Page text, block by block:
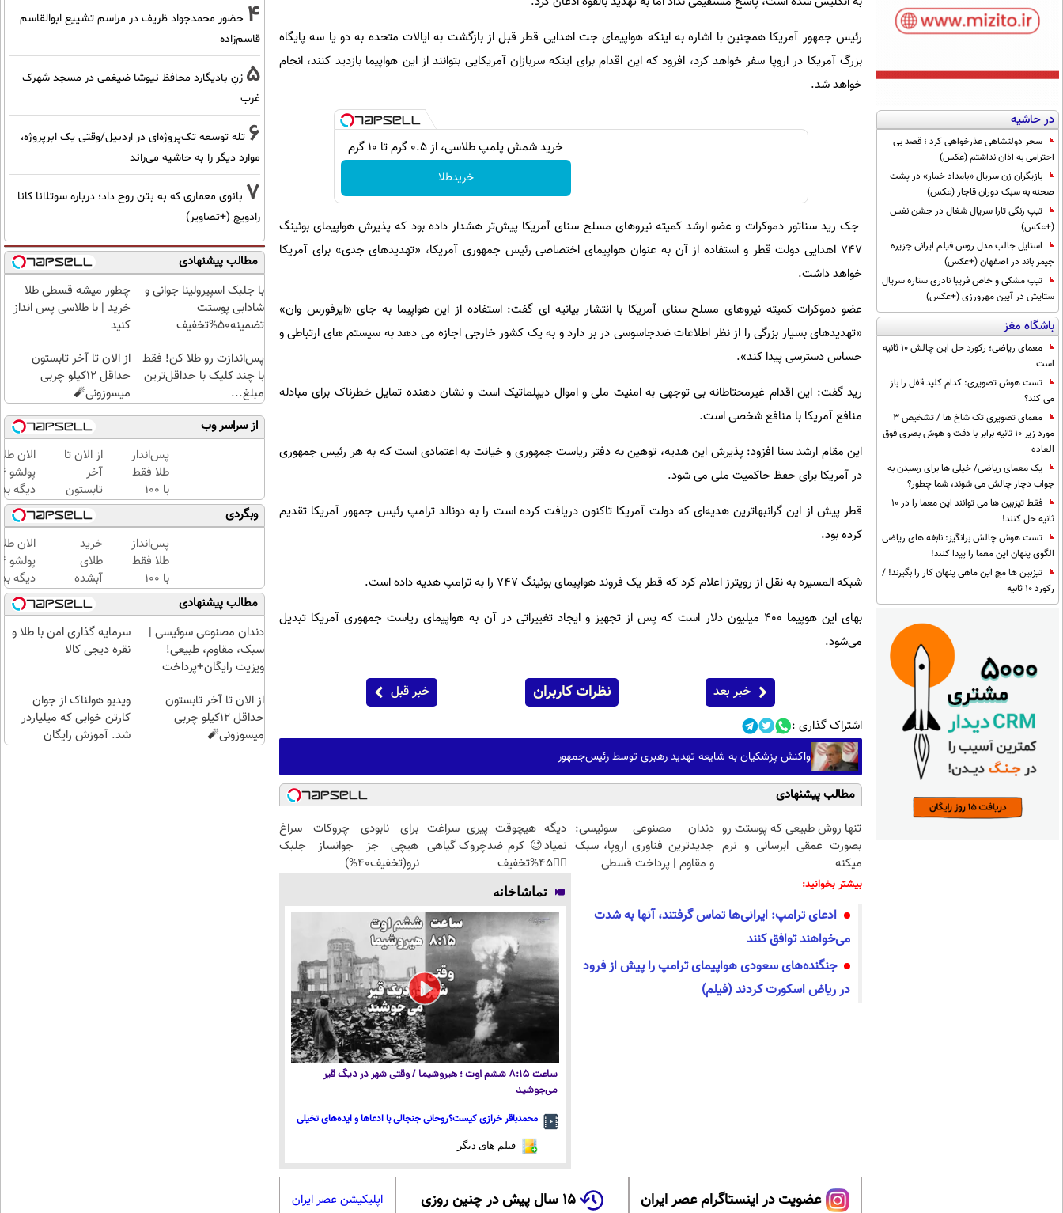
در حاشیه
سحر دولتشاهی عذرخواهی کرد ؛ قصد بی
احترامی به اذان نداشتم (عکس)
بازیگران زن سریال «بامداد خمار» در پشت
صحنه به سبک دوران قاجار (عکس)
تیپ رنگی تارا سریال شغال در جشن نفس
(+عکس)
استایل جالب مدل روس فیلم ایرانی جزیره
جیمز باند در اصفهان (+عکس)
تیپ مشکی و خاص فریبا نادری ستاره سریال
ستایش در آیین مهرورزی (+عکس)
باشگاه مغز
معمای ریاضی؛ رکورد حل این چالش 10 ثانیه
است
تست هوش تصویری: کدام کلید قفل را باز
می کند؟
معمای تصویری تک شاخ ها / تشخیص 3
مورد زیر 10 ثانیه برابر با دقت و هوش بصری فوق
العاده
یک معمای ریاضی/ خیلی ها برای رسیدن به
جواب دچار چالش می شوند، شما چطور؟
فقط تیزبین ها می توانند این معما را در 10
ثانیه حل کنند!
تست هوش چالش برانگیز: نابغه های ریاضی
الگوی پنهان این معما را پیدا کنند!
تیزبین ها مچ این ماهی پنهان کار را بگیرند! /
رکورد 10 ثانیه
رئیس جمهور آمریکا همچنین با اشاره به اینکه هواپیمای جت اهدایی قطر قبل از بازگشت به ایالات متحده به دو یا سه پایگاه
بزرگ آمریکا در اروپا سفر خواهد کرد، افزود که این اقدام برای اینکه سربازان آمریکایی بتوانند از این هواپیما بازدید کنند، انجام
خواهد شد.
خرید شمش پلمپ طلاسی، از ۰.۵ گرم تا ۱۰ گرم
خریدطلا
جک رید سناتور دموکرات و عضو ارشد کمیته نیروهای مسلح سنای آمریکا پیش‌تر هشدار داده بود که پذیرش هواپیمای بوئینگ
۷۴۷ اهدایی دولت قطر و استفاده از آن به عنوان هواپیمای اختصاصی رئیس جمهوری آمریکا، «تهدیدهای جدی» برای آمریکا
خواهد داشت.
عضو دموکرات کمیته نیروهای مسلح سنای آمریکا با انتشار بیانیه ای گفت: استفاده از این هواپیما به جای «ایرفورس وان»
«تهدیدهای بسیار بزرگی را از نظر اطلاعات ضدجاسوسی در بر دارد و به یک کشور خارجی اجازه می دهد به سیستم های ارتباطی و
حساس دسترسی پیدا کند».
رید گفت: این اقدام غیرمحتاطانه بی توجهی به امنیت ملی و اموال دیپلماتیک است و نشان دهنده تمایل خطرناک برای مبادله
منافع آمریکا با منافع شخصی است.
این مقام ارشد سنا افزود: پذیرش این هدیه، توهین به دفتر ریاست جمهوری و خیانت به اعتمادی است که به هر رئیس جمهوری
در آمریکا برای حفظ حاکمیت ملی می شود.
قطر پیش از این گرانبهاترین هدیه‌ای که دولت آمریکا تاکنون دریافت کرده است را به دونالد ترامپ رئیس جمهور آمریکا تقدیم
کرده بود.
شبکه المسیره به نقل از رویترز اعلام کرد که قطر یک فروند هواپیمای بوئینگ ۷۴۷ را به ترامپ هدیه داده است.
بهای این هوپیما ۴۰۰ میلیون دلار است که پس از تجهیز و ایجاد تغییراتی در آن به هواپیمای ریاست جمهوری آمریکا تبدیل
می‌شود.
خبر بعد نظرات کاربران خبر قبل
اشتراک گذاری :
واکنش پزشکیان به شایعه تهدید رهبری توسط رئیس‌جمهور
مطالب پیشنهادی
تنها روش طبیعی که پوستت رو
بصورت عمقی ابرسانی و نرم
میکنه
دندان مصنوعی سوئیسی:
جدیدترین فناوری اروپا، سبک
و مقاوم | پرداخت قسطی
دیگه هیچوقت پیری سراغت
نمیاد😉 کرم ضدچروک گیاهی
👈🏻45%تخفیف
برای نابودی چروکات سراغ
هیچی جز جوانساز جلبک
نرو(تخفیف40%)
بیشتر بخوانید:
ادعای ترامپ: ایرانی‌ها تماس گرفتند، آنها به شدت
می‌خواهند توافق کنند
جنگنده‌های سعودی هواپیمای ترامپ را پیش از فرود
در ریاض اسکورت کردند (فیلم)
تماشاخانه
ساعت ۸:۱۵ ششم اوت ؛ هیروشیما / وقتی شهر در دیگ قیر
می‌جوشید
محمدباقر خرازی کیست؟روحانی جنجالی با ادعاها و ایده‌های تخیلی
فیلم های دیگر
عضویت در اینستاگرام عصر ایران ۱۵ سال پیش در چنین روزی اپلیکیشن عصر ایران
4 حضور محمدجواد ظریف در مراسم تشییع ابوالقاسم
قاسم‌زاده
5 زنِ بادیگارد محافظ نیوشا ضیغمی در مسجد شهرک
غرب
6 تله توسعه تک‌پروژه‌ای در اردبیل/وقتی یک ابرپروژه،
موارد دیگر را به حاشیه می‌راند
7 بانوی معماری که به بتن روح داد؛ درباره سوتلانا کانا
رادویچ (+تصاویر)
مطالب پیشنهادی
با جلبک اسپیرولینا جوانی و
شادابی پوستت
تضمینه50%تخفیف
چطور میشه قسطی طلا
خرید | با طلاسی پس انداز
کنید
پس‌اندازت رو طلا کن! فقط
با چند کلیک با حداقل‌ترین
مبلغ...
از الان تا آخر تابستون
حداقل 12کیلو چربی
میسوزونی🧨
از سراسر وب
پس‌انداز
طلا فقط
با ۱۰۰
هزارتومان
(امن و
راحت)
از الان تا
آخر
تابستون
حداقل
12کیلو
چربی
میسوزونی
🧨
الان
دیگه
طلا با
بی‌بهره
وبگردی
پس‌انداز
طلا فقط
با ۱۰۰
هزارتومان
(امن و
راحت)
خرید
طلای
آبشده
حتی با
۱۰۰هزارتومان
الان
دیگه
طلا با
بی‌بهره
مطالب پیشنهادی
دندان مصنوعی سوئیسی |
سبک، مقاوم، طبیعی!
ویزیت رایگان+پرداخت
سرمایه گذاری امن با طلا و
نقره دیجی کالا
از الان تا آخر تابستون
حداقل 12کیلو چربی
میسوزونی🧨
ویدیو هولناک از جوان
کارتن خوابی که میلیاردر
شد. آموزش رایگان